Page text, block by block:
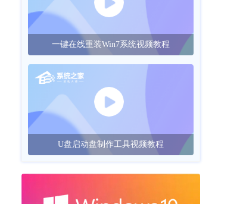
一键在线重装Win7系统视频教程
U盘启动盘制作工具视频教程